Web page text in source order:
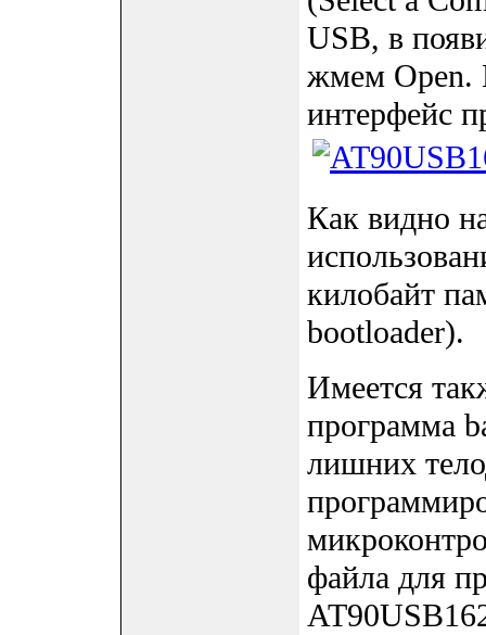
USB, в
жмем Open.
интерфейс
Как видно
килобайт
bootloader).
Имеется
программа
лишних
файла для